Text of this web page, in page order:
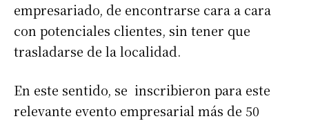
empresariado, de encontrarse cara a cara
con potenciales clientes, sin tener que
trasladarse de la localidad.
En este sentido, se inscribieron para este
relevante evento empresarial más de 50